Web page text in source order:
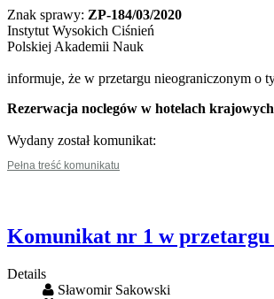
Znak sprawy: ZP-184/03/2020
Instytut Wysokich Ciśnień
Polskiej Akademii Nauk
informuje, że w przetargu nieograniczonym o
Rezerwacja noclegów w hotelach
Wydany został komunikat:
Pełna treść komunikatu
Komunikat nr 1 w przetargu
Details
Sławomir Sakowski